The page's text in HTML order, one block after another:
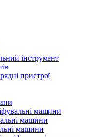
інструмент
пристрої
машини
машини
машини